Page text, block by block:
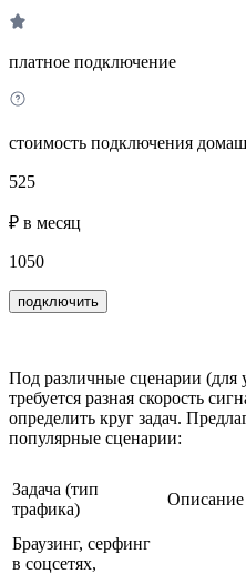
платное подключение
стоимость подключения
525
₽ в месяц
1050
подключить
Под различные сценарии (для
требуется разная скорость
определить круг задач.
популярные сценарии:
Задача (тип
трафика)
Описание
Браузинг, серфинг
в соцсетях,